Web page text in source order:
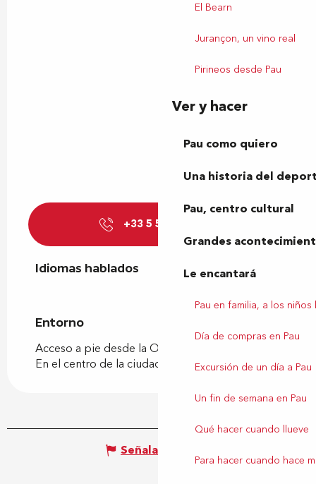
El Bearn
Jurançon, un vino real
Pirineos desde Pau
Ver y hacer
Pau como quiero
Una historia del
Pau, centro cultural
Grandes
Le encantará
Pau en familia, a los niños
Día de compras en Pau
Excursión de un día a Pau
Un fin de semana en Pau
Qué hacer cuando llueve
Para hacer cuando hace
+33 5 59 98 43
Idiomas hablados
Idiomas hablados
Entorno
Entorno
Acceso a pie desde la Oficina de Turismo
En el centro de la ciudad
Señalar un error